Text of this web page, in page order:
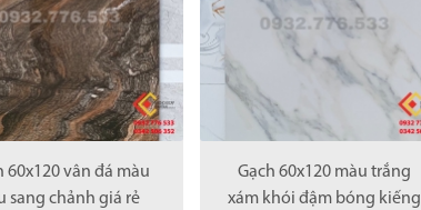
60x120 vân đá màu
sang chảnh giá rẻ
Gạch 60x120 màu trắng
xám khói đậm bóng kiếng